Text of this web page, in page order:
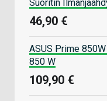
Suoritin
46,90 €
ASUS Prime
850 W
109,90 €